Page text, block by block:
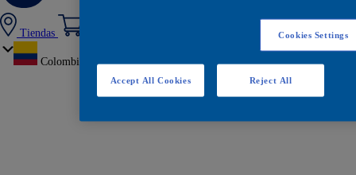
Tiendas
Colombia
Cookies Settings
Reject All
Accept All Cookies